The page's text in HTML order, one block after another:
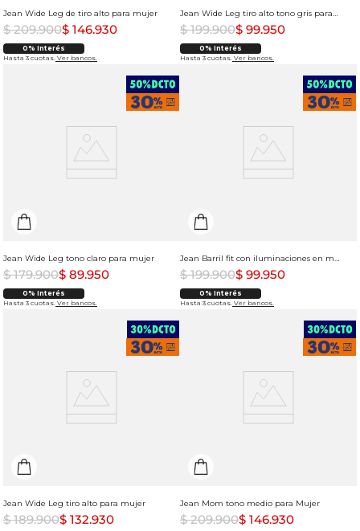
Jean Wide Leg de tiro alto para mujer
$ 209.900$ 146.930
0% Interés
Hasta 3 cuotas. Ver bancos.
Jean Wide Leg tiro alto tono gris para mujer
$ 199.900$ 99.950
0% Interés
Hasta 3 cuotas. Ver bancos.
Jean Wide Leg tono claro para mujer
$ 179.900$ 89.950
0% Interés
Hasta 3 cuotas. Ver bancos.
Jean Barril fit con iluminaciones en muslo para mujer
$ 199.900$ 99.950
0% Interés
Hasta 3 cuotas. Ver bancos.
Jean Wide Leg tiro alto para mujer
$ 189.900$ 132.930
Jean Mom tono medio para Mujer
$ 209.900$ 146.930